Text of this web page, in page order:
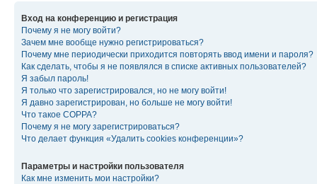
Вход на конференцию и регистрация
Почему я не могу войти?
Зачем мне вообще нужно регистрироваться?
Почему мне периодически приходится повторять ввод имени и пароля?
Как сделать, чтобы я не появлялся в списке активных пользователей?
Я забыл пароль!
Я только что зарегистрировался, но не могу войти!
Я давно зарегистрирован, но больше не могу войти!
Что такое COPPA?
Почему я не могу зарегистрироваться?
Что делает функция «Удалить cookies конференции»?
Параметры и настройки пользователя
Как мне изменить мои настройки?